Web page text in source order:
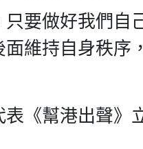
要做好我們自
維持自身秩序
《幫港出聲》